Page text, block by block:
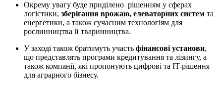
Окрему увагу буде приділено рішенням у сферах
логістики, зберігання врожаю, елеваторних систем та
енергетики, а також сучасним технологіям для
рослинництва й тваринництва.
У заході також братимуть участь фінансові установи,
що представлять програми кредитування та лізингу, а
також компанії, які пропонують цифрові та IT-рішення
для аграрного бізнесу.